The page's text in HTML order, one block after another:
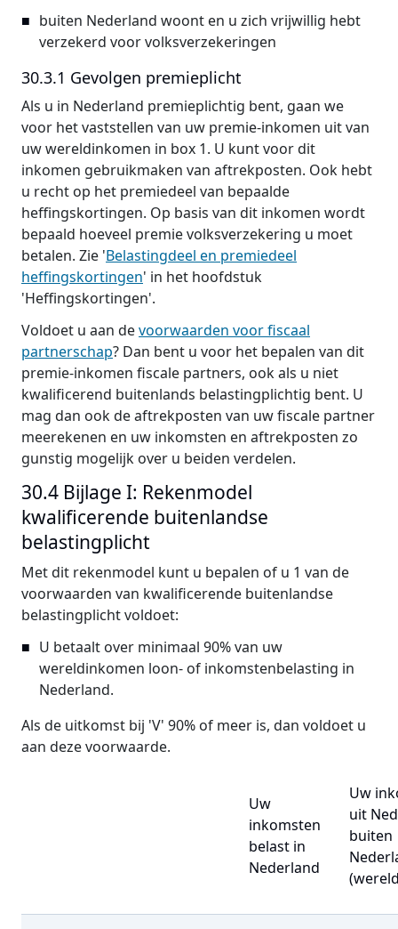
buiten Nederland woont en u zich vrijwillig hebt
verzekerd voor volksverzekeringen
30.3.1 Gevolgen premieplicht
Als u in Nederland premieplichtig bent, gaan we
voor het vaststellen van uw premie-inkomen uit van
uw wereldinkomen in box 1. U kunt voor dit
inkomen gebruikmaken van aftrekposten. Ook hebt
u recht op het premiedeel van bepaalde
heffingskortingen. Op basis van dit inkomen wordt
bepaald hoeveel premie volksverzekering u moet
betalen. Zie 'Belastingdeel en premiedeel
heffingskortingen' in het hoofdstuk
'Heffingskortingen'.
Voldoet u aan devoorwaarden voor fiscaal
partnerschap? Dan bent u voor het bepalen van dit
premie-inkomen fiscale partners, ook als u niet
kwalificerend buitenlands belastingplichtig bent. U
mag dan ook de aftrekposten van uw fiscale partner
meerekenen en uw inkomsten en aftrekposten zo
gunstig mogelijk over u beiden verdelen.
30.4 Bijlage I: Rekenmodel
kwalificerende buitenlandse
belastingplicht
Met dit rekenmodel kunt u bepalen of u 1 van de
voorwaarden van kwalificerende buitenlandse
belastingplicht voldoet:
U betaalt over minimaal 90% van uw
wereldinkomen loon- of inkomstenbelasting in
Nederland.
Als de uitkomst bij 'V' 90% of meer is, dan voldoet u
aan deze voorwaarde.
Uw
inkomsten
belast in
Nederland
Uw
uit
buiten